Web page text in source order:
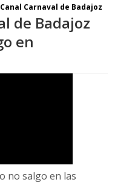
Canal Carnaval de Badajoz
de Badajoz
en
no salgo en las